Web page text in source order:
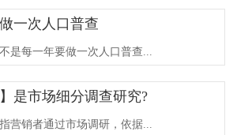
一次人口普查
是每一年要做一次人口普查...
是市场细分调查研究?
营销者通过市场调研，依据...